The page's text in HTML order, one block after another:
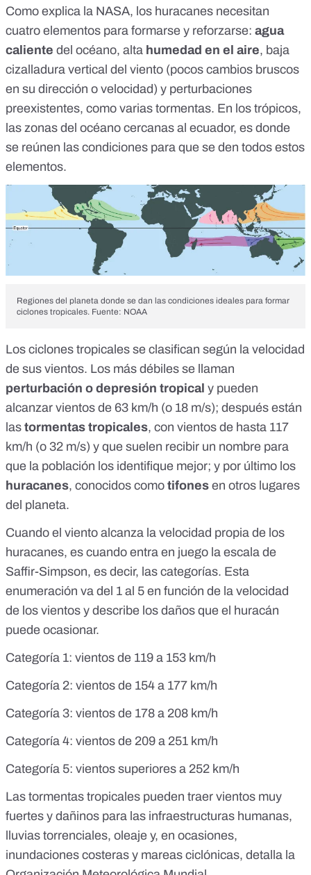
Como explica la NASA, los huracanes necesitan
cuatro elementos para formarse y reforzarse: agua
caliente del océano, alta humedad en el aire, baja
cizalladura vertical del viento (pocos cambios bruscos
en su dirección o velocidad) y perturbaciones
preexistentes, como varias tormentas. En los trópicos,
las zonas del océano cercanas al ecuador, es donde
se reúnen las condiciones para que se den todos estos
elementos.
Regiones del planeta donde se dan las condiciones ideales para formar
ciclones tropicales. Fuente: NOAA
Los ciclones tropicales se clasifican según la velocidad
de sus vientos. Los más débiles se llaman
perturbación o depresión tropical y pueden
alcanzar vientos de 63 km/h (o 18 m/s); después están
las tormentas tropicales, con vientos de hasta 117
km/h (o 32 m/s) y que suelen recibir un nombre para
que la población los identifique mejor; y por último los
huracanes, conocidos como tifones en otros lugares
del planeta.
Cuando el viento alcanza la velocidad propia de los
huracanes, es cuando entra en juego la escala de
Saffir-Simpson, es decir, las categorías. Esta
enumeración va del 1 al 5 en función de la velocidad
de los vientos y describe los daños que el huracán
puede ocasionar.
Categoría 1: vientos de 119 a 153 km/h
Categoría 2: vientos de 154 a 177 km/h
Categoría 3: vientos de 178 a 208 km/h
Categoría 4: vientos de 209 a 251 km/h
Categoría 5: vientos superiores a 252 km/h
Las tormentas tropicales pueden traer vientos muy
fuertes y dañinos para las infraestructuras humanas,
lluvias torrenciales, oleaje y, en ocasiones,
inundaciones costeras y mareas ciclónicas, detalla la